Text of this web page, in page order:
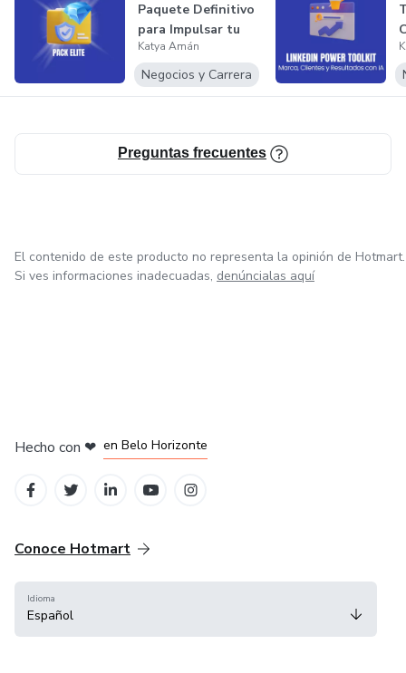
💃 Apasionada por el baile.Paquete Definitivo
para Impulsar tu
Éxito Pro...
Katya Amán
Negocios y Carrera
Preguntas frecuentes
El contenido de este producto no representa la opinión de Hotmart.
Si ves informaciones inadecuadas, denúncialas aquí
Hecho con ❤ en Belo Horizonte
Conoce Hotmart
Idioma
Español